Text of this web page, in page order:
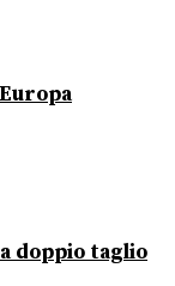
doppio taglio